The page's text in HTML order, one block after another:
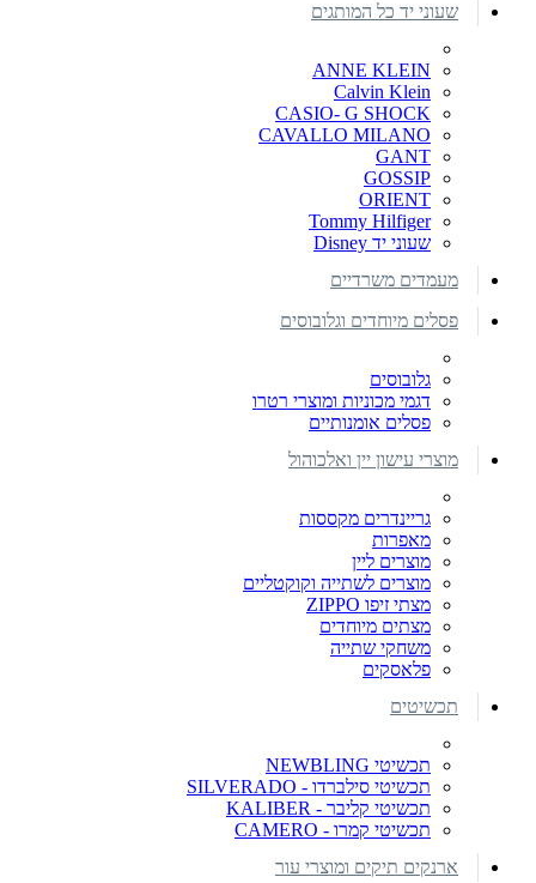
שעוני יד כל המותגים
ANNE KLEIN
Calvin Klein
CASIO- G SHOCK
CAVALLO MILANO
GANT
GOSSIP
ORIENT
Tommy Hilfiger
שעוני יד Disney
מעמדים משרדיים
פסלים מיוחדים וגלובוסים
גלובוסים
דגמי מכוניות ומוצרי רטרו
פסלים אומנותיים
מוצרי עישון יין ואלכוהול
גריינדרים מקססות
מאפרות
מוצרים ליין
מוצרים לשתייה וקוקטליים
מצתי זיפו ZIPPO
מצתים מיוחדים
משחקי שתייה
פלאסקים
תכשיטים
תכשיטי NEWBLING
תכשיטי סילברדו - SILVERADO
תכשיטי קליבר - KALIBER
תכשיטי קמרו - CAMERO
ארנקים תיקים ומוצרי עור